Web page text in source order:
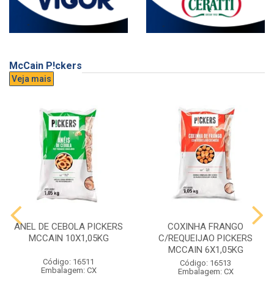
McCain P!ckers
Veja mais
ANEL DE CEBOLA PICKERS
MCCAIN 10X1,05KG
Código: 16511
Embalagem: CX
COXINHA FRANGO
C/REQUEIJAO PICKERS
MCCAIN 6X1,05KG
Código: 16513
Embalagem: CX